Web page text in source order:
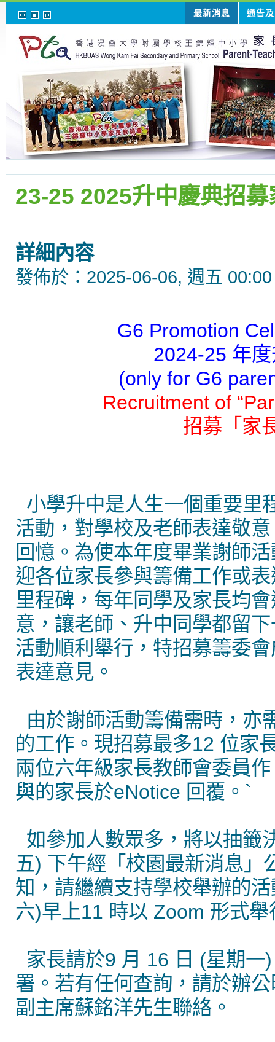
最新消息 通告
23-25 2025升中慶典招
詳細內容
發佈於：2025-06-06, 週五 00:00
G6 Promotion
2024-25 年
(only for G6
Recruitment of
招募「家
小學升中是人生一個重要里
活動，對學校及老師表達敬
回憶。為使本年度畢業謝師
迎各位家長參與籌備工作或
里程碑，每年同學及家長均
意，讓老師、升中同學都留
活動順利舉行，特招募籌委
表達意見。
由於謝師活動籌備需時，亦
的工作。現招募最多12 位家
兩位六年級家長教師會委員
與的家長於eNotice 回覆。`
如參加人數眾多，將以抽籤
五) 下午經「校園最新消息」
知，請繼續支持學校舉辦的
六)早上11 時以 Zoom 形式
家長請於9 月 16 日 (星期一
署。若有任何查詢，請於辦
副主席蘇銘洋先生聯絡。